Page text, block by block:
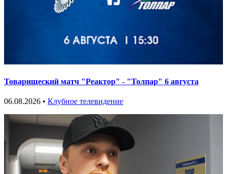
Товарищеский матч "Реактор" - "Толпар" 6 августа
06.08.2026 • Клубное телевидение